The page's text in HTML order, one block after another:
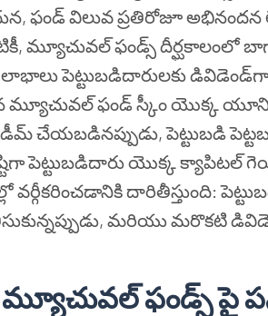
ఫండ్ విలువ ప్రతిరోజూ అభినందన
మ్యూచువల్ ఫండ్స్ దీర్ఘకాలంలో
పెట్టుబడిదారులకు
ఫండ్ స్కీం యొక్క
చేయబడినప్పుడు, పెట్టుబడి
పెట్టుబడిదారు యొక్క క్యాపిటల్
వర్గీకరించడానికి దారితీస్తుంది:
మరియు మరొకటి
ఫండ్స్ పై